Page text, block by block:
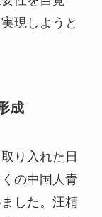
現しようと
成
り入れた日
の中国人青
した。汪精